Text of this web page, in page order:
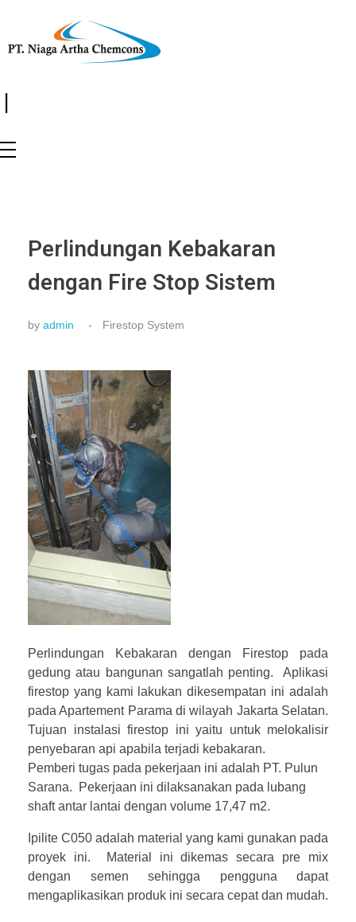
|
Perlindungan Kebakaran
dengan Fire Stop Sistem
by admin Firestop System
Perlindungan Kebakaran dengan Firestop pada
gedung atau bangunan sangatlah penting. Aplikasi
firestop yang kami lakukan dikesempatan ini adalah
pada Apartement Parama di wilayah Jakarta Selatan.
Tujuan instalasi firestop ini yaitu untuk melokalisir
penyebaran api apabila terjadi kebakaran.
Pemberi tugas pada pekerjaan ini adalah PT. Pulun
Sarana. Pekerjaan ini dilaksanakan pada lubang
shaft antar lantai dengan volume 17,47 m2.
Ipilite C050 adalah material yang kami gunakan pada
proyek ini. Material ini dikemas secara pre mix
dengan semen sehingga pengguna dapat
mengaplikasikan produk ini secara cepat dan mudah.